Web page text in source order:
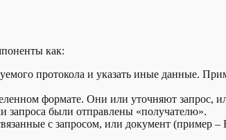
как:
протокола и указать иные данные.
формате. Они или уточняют запрос,
запроса были отправлены «получателю».
с запросом, или документ (пример